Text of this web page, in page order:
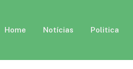
Home Notícias Politica